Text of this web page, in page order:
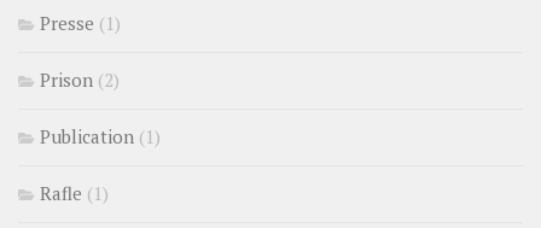
Presse (1)
Prison (2)
Publication (1)
Rafle (1)